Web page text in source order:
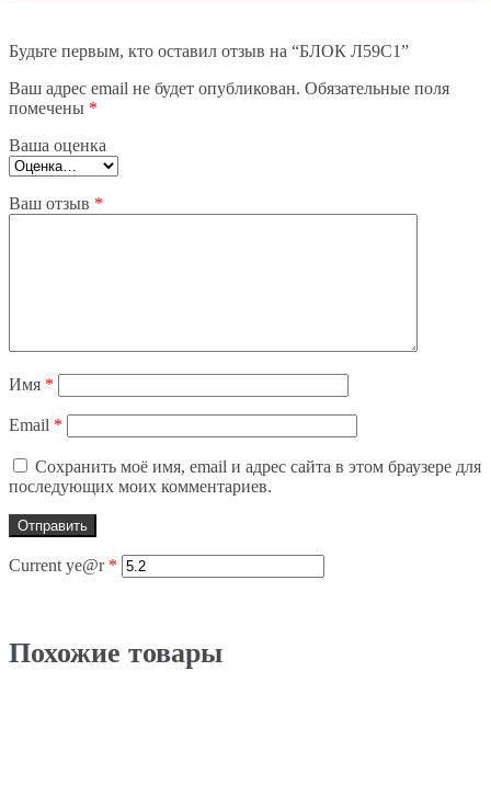
Будьте первым, кто оставил отзыв на “БЛОК Л59С1”
Ваш адрес email не будет опубликован. Обязательные поля
помечены *
Ваша оценка
Ваш отзыв *
Имя *
Email *
Сохранить моё имя, email и адрес сайта в этом браузере для
последующих моих комментариев.
Current ye@r *
Похожие товары